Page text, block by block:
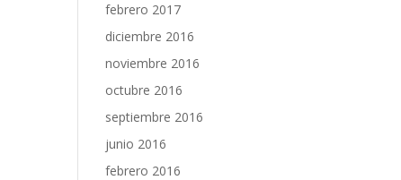
febrero 2017
diciembre 2016
noviembre 2016
octubre 2016
septiembre 2016
junio 2016
febrero 2016